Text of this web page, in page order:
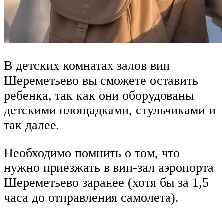
В детских комнатах залов вип
Шереметьево вы сможете оставить
ребенка, так как они оборудованы
детскими площадками, стульчиками и
так далее.
Необходимо помнить о том, что
нужно приезжать в вип-зал аэропорта
Шереметьево заранее (хотя бы за 1,5
часа до отправления самолета).